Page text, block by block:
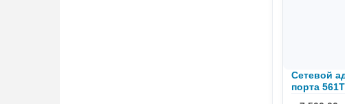
Сетевой
порта
001